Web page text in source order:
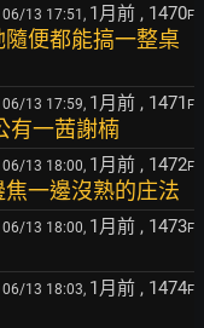
06/13 17:51, 1月前 , 1470F
便都能搞一整桌
06/13 17:59, 1月前 , 1471 F
有一茜謝楠
06/13 18:00, 1月前 , 1472F
一邊沒熟的庄法
06/13 18:00, 1月前 , 1473F
06/13 18:03, 1月前 , 1474F